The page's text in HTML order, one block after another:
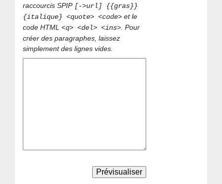
raccourcis SPIP [->url] {{gras}}
{italique} <quote> <code> et le
code HTML<q> <del> <ins>. Pour
créer des paragraphes, laissez
simplement des lignes vides.